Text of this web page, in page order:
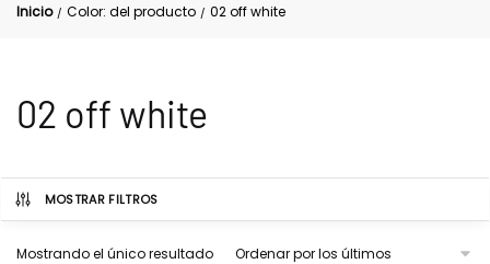
Inicio / Color: del producto / 02 off white
02 off white
MOSTRAR FILTROS
Mostrando el único resultado